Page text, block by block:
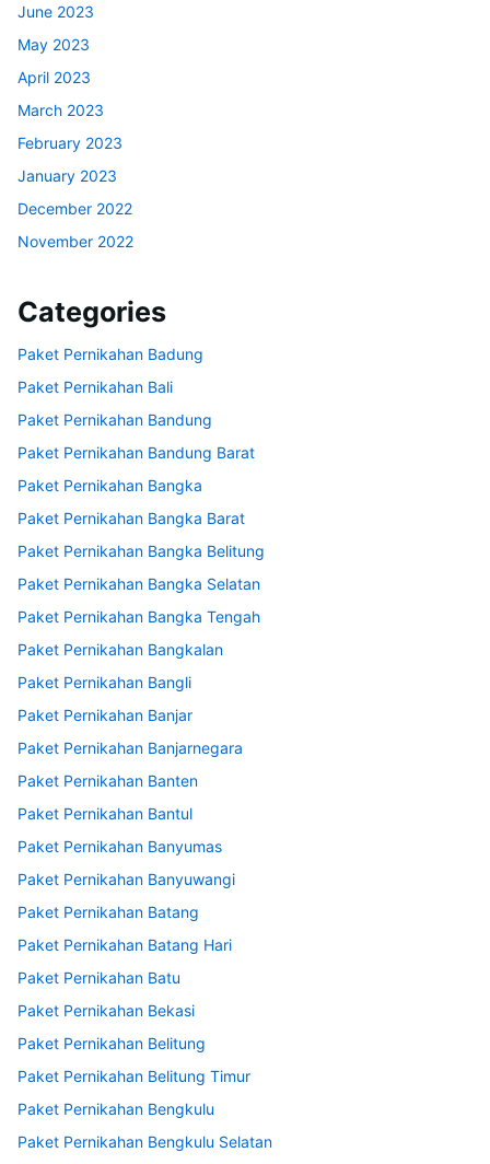
June 2023
May 2023
April 2023
March 2023
February 2023
January 2023
December 2022
November 2022
Categories
Paket Pernikahan Badung
Paket Pernikahan Bali
Paket Pernikahan Bandung
Paket Pernikahan Bandung Barat
Paket Pernikahan Bangka
Paket Pernikahan Bangka Barat
Paket Pernikahan Bangka Belitung
Paket Pernikahan Bangka Selatan
Paket Pernikahan Bangka Tengah
Paket Pernikahan Bangkalan
Paket Pernikahan Bangli
Paket Pernikahan Banjar
Paket Pernikahan Banjarnegara
Paket Pernikahan Banten
Paket Pernikahan Bantul
Paket Pernikahan Banyumas
Paket Pernikahan Banyuwangi
Paket Pernikahan Batang
Paket Pernikahan Batang Hari
Paket Pernikahan Batu
Paket Pernikahan Bekasi
Paket Pernikahan Belitung
Paket Pernikahan Belitung Timur
Paket Pernikahan Bengkulu
Paket Pernikahan Bengkulu Selatan